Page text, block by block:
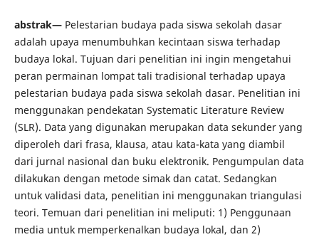
abstrak—Pelestarian budaya pada siswa sekolah dasar
adalah upaya menumbuhkan kecintaan siswa terhadap
budaya lokal. Tujuan dari penelitian ini ingin mengetahui
peran permainan lompat tali tradisional terhadap upaya
pelestarian budaya pada siswa sekolah dasar. Penelitian ini
menggunakan pendekatan Systematic Literature Review
(SLR). Data yang digunakan merupakan data sekunder yang
diperoleh dari frasa, klausa, atau kata-kata yang diambil
dari jurnal nasional dan buku elektronik. Pengumpulan data
dilakukan dengan metode simak dan catat. Sedangkan
untuk validasi data, penelitian ini menggunakan triangulasi
teori. Temuan dari penelitian ini meliputi: 1) Penggunaan
media untuk memperkenalkan budaya lokal, dan 2)